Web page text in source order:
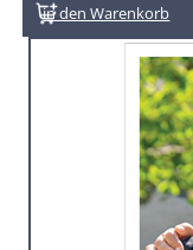
In den Warenkorb